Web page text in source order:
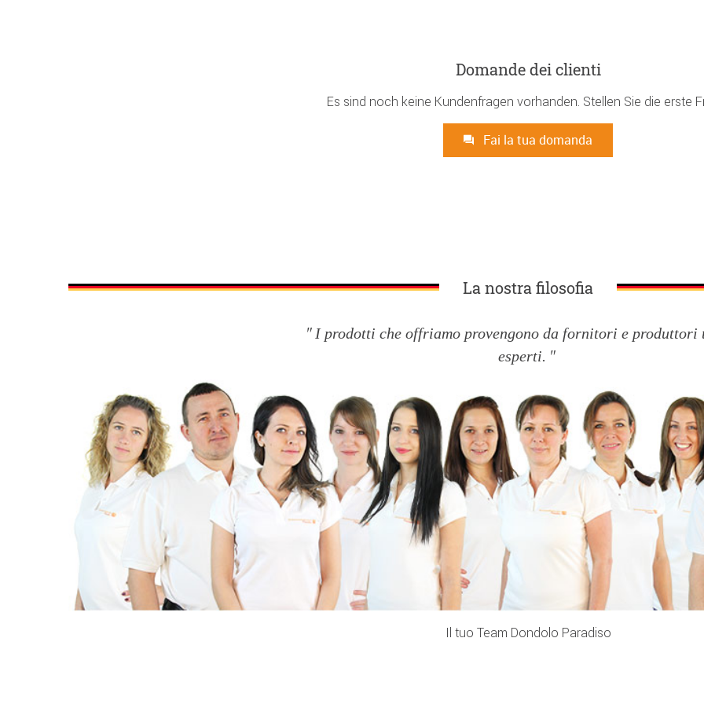
Domande dei clienti
Es sind noch keine Kundenfragen vorhanden. Stellen Sie die erste
Fai la tua domanda
La nostra filosofia
I prodotti che offriamo provengono da fornitori e produttori
esperti.
Il tuo Team Dondolo Paradiso